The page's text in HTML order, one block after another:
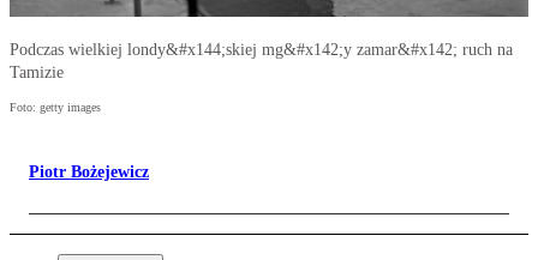
Podczas wielkiej londy&#x144;skiej mg&#x142;y zamar&#x142; ruch na
Tamizie
Foto: getty images
Piotr Bożejewicz